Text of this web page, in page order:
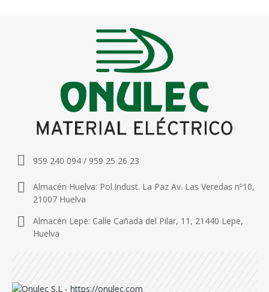
959 240 094 / 959 25 26 23
Almacén Huelva: Pol.Indust. La Paz Av. Las Veredas nº10,
21007 Huelva
Almacén Lepe: Calle Cañada del Pilar, 11, 21440 Lepe,
Huelva